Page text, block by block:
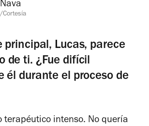
Cortesía
principal, Lucas, parece
de ti. ¿Fue difícil
él durante el proceso de
terapéutico intenso. No quería